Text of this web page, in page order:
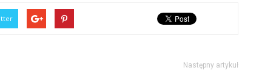
Następny artykuł